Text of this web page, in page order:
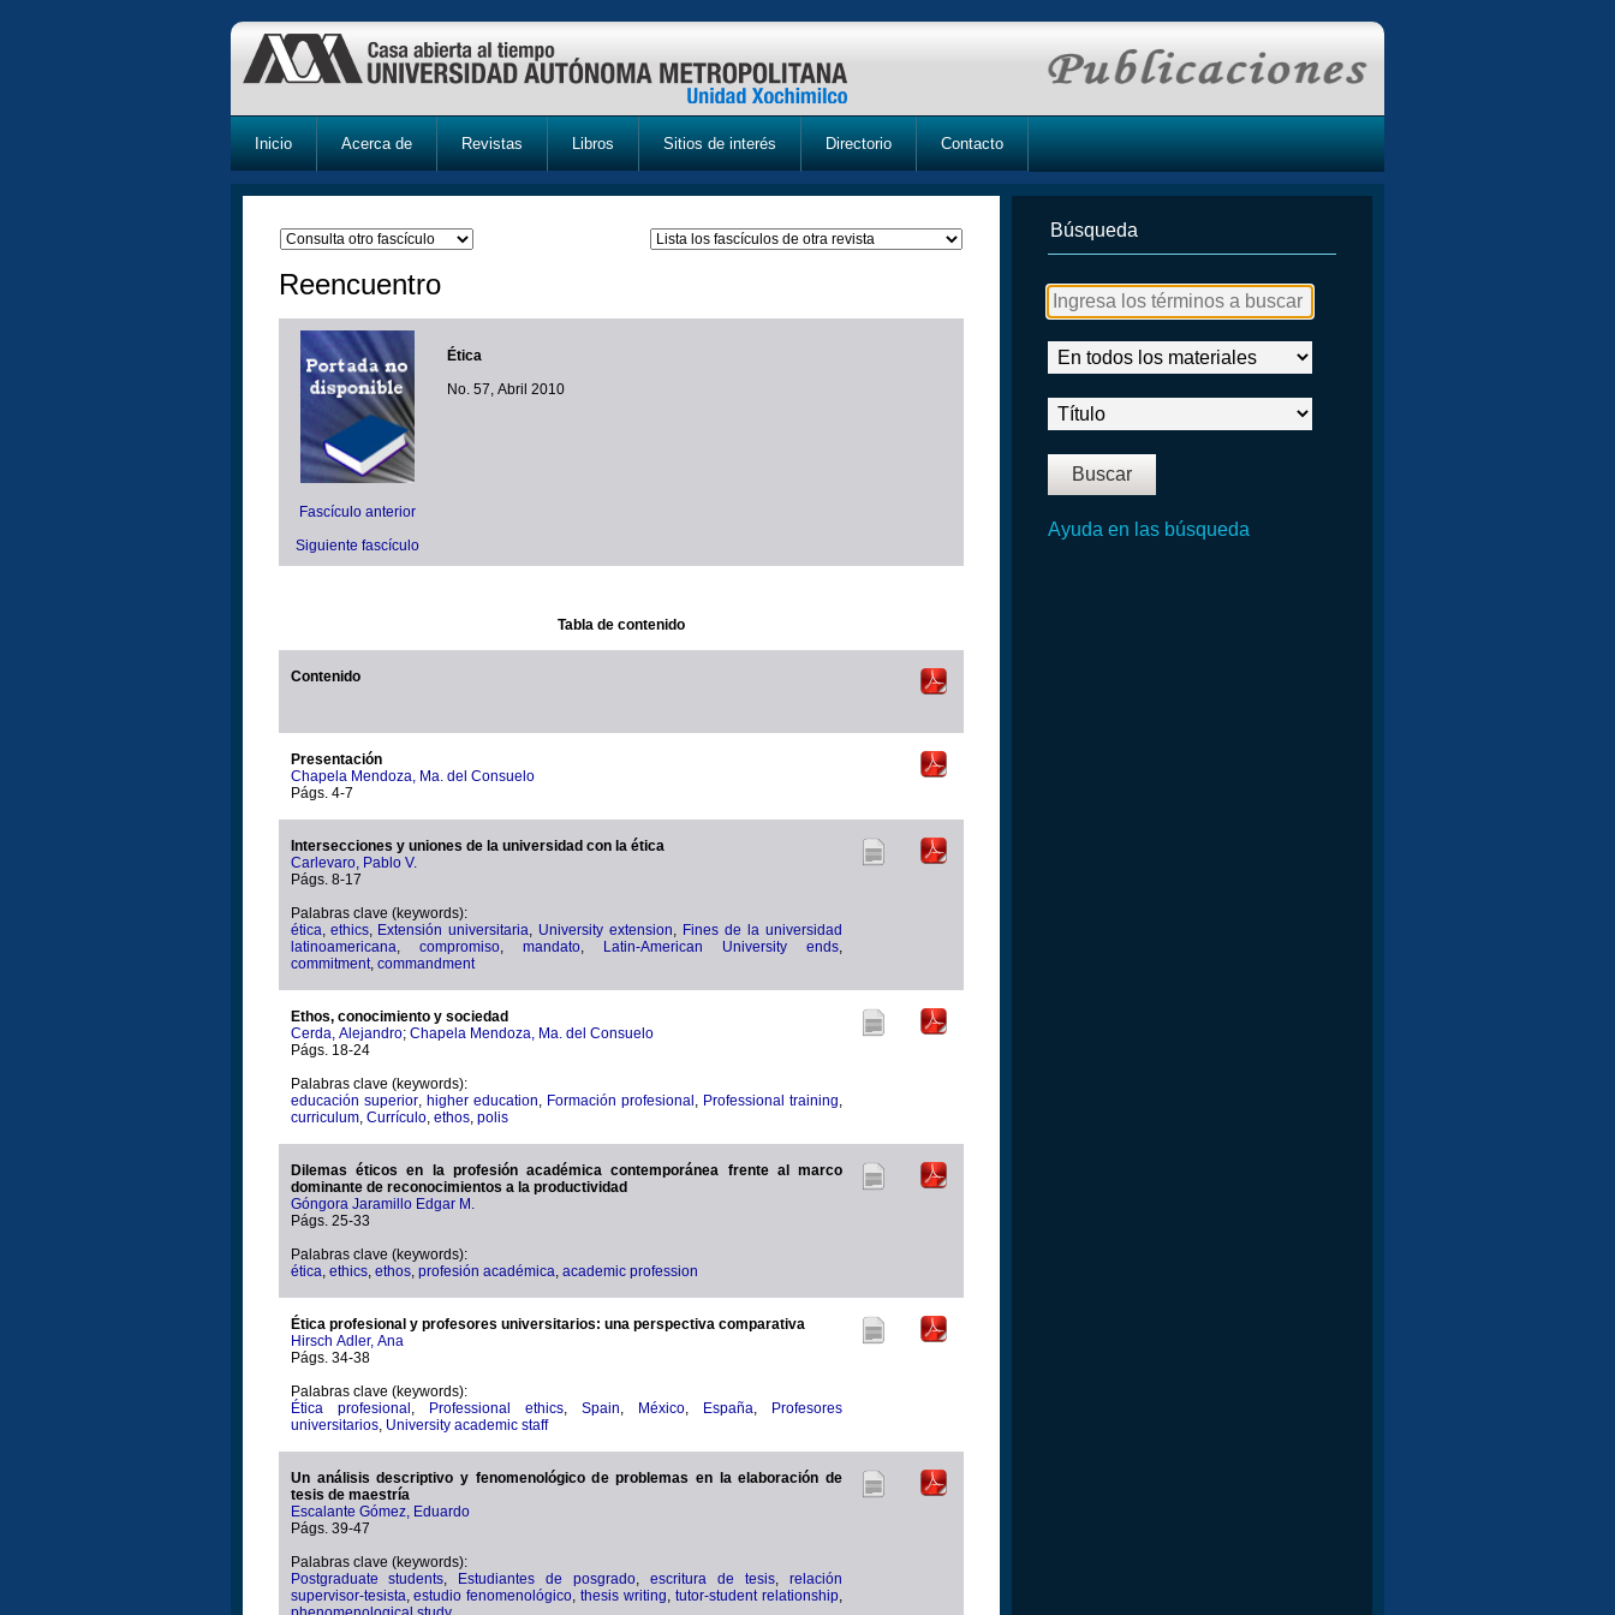
Inicio Acerca de Revistas Libros Sitios de interés Directorio Contacto
Reencuentro
Fascículo anterior
Siguiente fascículo
Ética
No. 57, Abril 2010
Tabla de contenido
Contenido
Presentación
Chapela Mendoza, Ma. del Consuelo
Págs. 4-7
Intersecciones y uniones de la universidad con la ética
Carlevaro, Pablo V.
Págs. 8-17
Palabras clave (keywords):
ética ethics Extensión universitaria University extension
Fines de la universidad
latinoamericana
compromiso mandato Latin-American University ends
commitment commandment
Ethos, conocimiento y sociedad
Cerda, Alejandro; Chapela Mendoza, Ma. del Consuelo
Págs. 18-24
Palabras clave (keywords):
educación superior higher education Formación profesional Professional training
curriculum Currículo ethos polis
Dilemas éticos en la profesión académica contemporánea frente al marco
dominante de reconocimientos a la productividad
Góngora Jaramillo Edgar M.
Págs. 25-33
Palabras clave (keywords):
ética ethics ethos profesión académica academic profession
Ética profesional y profesores universitarios: una perspectiva comparativa
Hirsch Adler, Ana
Págs. 34-38
Palabras clave (keywords):
Ética profesional
Professional ethics Spain México España
Profesores
universitarios University academic staff
Un análisis descriptivo y fenomenológico de problemas en la elaboración de
tesis de maestría
Escalante Gómez, Eduardo
Págs. 39-47
Palabras clave (keywords):
Postgraduate students
Estudiantes de posgrado escritura de tesis
relación
supervisor-tesista estudio fenomenológico thesis writing tutor-student relationship
Búsqueda
Ayuda en las búsqueda